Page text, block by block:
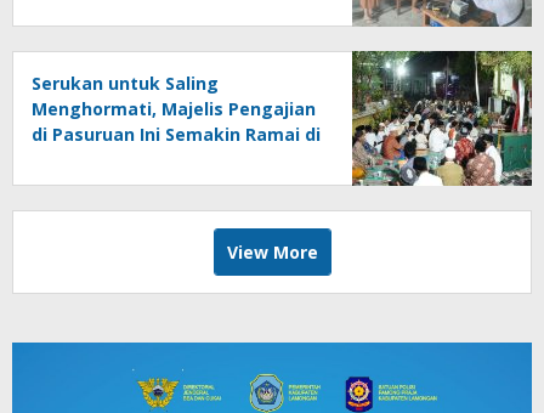
Serukan untuk Saling
Menghormati, Majelis Pengajian
di Pasuruan Ini Semakin Ramai di
View More